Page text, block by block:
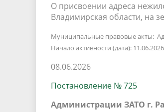
О присвоении адреса
Владимирская области, на
Муниципальные правовые акты:
Начало активности (дата): 11.06.2026
08.06.2026
Постановление № 725
Администрации ЗАТО г.